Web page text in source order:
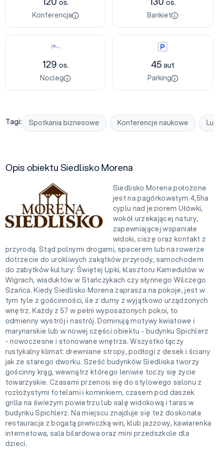
os.
Konferencja
os.
Bankiet
Nocleg
129 os.
Nocleg
Parking
45aut
Parking
Tagi: Spotkania biznesowe Konferencje naukowe
Opis obiektu Siedlisko Morena
Siedlisko Morena położone
jest na pagórkowatym 4,5ha
cyplu nad jeziorem Ułówki,
wokół urzekającej natury,
zapewniającej wspaniałe
widoki, ciszę oraz kontakt z
przyrodą. Stąd polnymi drogami, spacerem lub na rowerze
dotrzecie do urokliwych zakątków przyrody, samochodem
do zabytków kultury: Świętej Lipki, klasztoru Kamedułów w
Wigrach, wiaduktów w Stańczykach czy słynnego Wilczego
Szańca. Kiedy Siedlisko Morena zaprasza na pokoje, jest w
tym tyle z gościnności, ile z dumy z wyjątkowo urządzonych
wnętrz. Każdy z 57 w pełni wyposażonych pokoi, to
odmienny wystrój i nastrój. Dominują motywy kwiatowe i
marynarskie lub w nowej części obiektu - budynku Spichlerz
- nowoczesne i stonowane wnętrza. Wszystko łączy
rustykalny klimat: drewniane stropy, podłogi z desek i ściany
jak ze starego dworku. Sześć budynków Siedliska tworzy
gościnny krąg, wewnątrz którego leniwie toczy się życie
towarzyskie. Czasami przenosi się do stylowego salonu z
rozłożystymi fotelami i kominkiem, czasem pod daszek
grilla na świeżym powietrzu lub salę widokową i taras w
budynku Spichlerz. Na miejscu znajduje się też doskonała
restauracja z bogatą piwniczką win, klub jazzowy, kawiarenka
internetowa, sala bilardowa oraz mini przedszkole dla
dzieci.